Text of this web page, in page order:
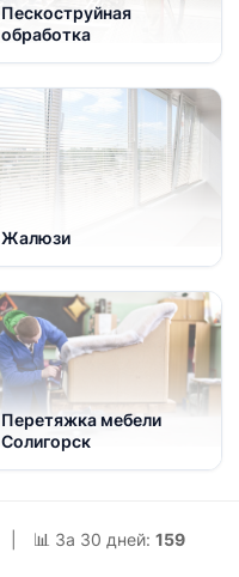
Пескоструйная
обработка
Жалюзи
Перетяжка мебели
Солигорск
📊 За 30 дней: 159